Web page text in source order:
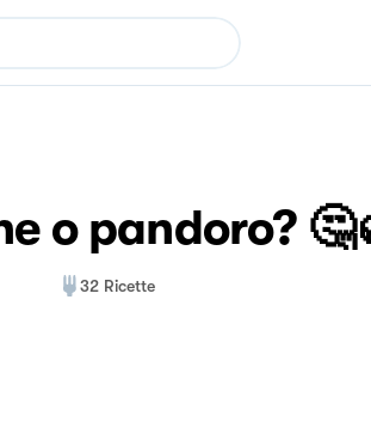
o pandoro?
32 Ricette